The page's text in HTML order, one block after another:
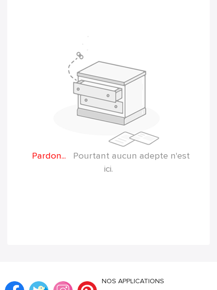
Pardon...
Pourtant aucun adepte n'est
ici.
NOS APPLICATIONS